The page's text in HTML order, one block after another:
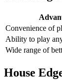
Convenience of
Ability to play
Wide range of
House